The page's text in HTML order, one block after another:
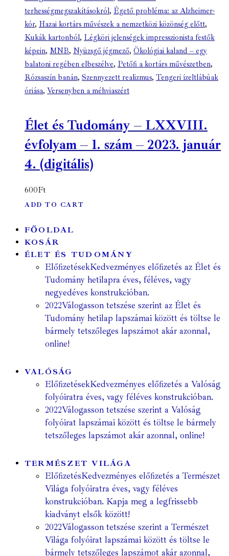
terhességmegszakításokról, Égető probléma: az Alzheimer-
kór, Hazai kortárs művészek a nemzetközi közönség előtt,
Kukák kartonból, Légköri jelenségek impresszionista festők
képein, MNB, Nyüzsgő jégmező, Ökológiai kaland – egy
balatoni regében elbeszélve, Petőfi a kortárs művészetben,
Rózsaszín banán, Szennyezett realizmus, Tengeri ízeltlábúak
óriása, Versenyben a méhviaszért
Élet és Tudomány – LXXVIII.
évfolyam – 1. szám – 2023. január
4. (digitális)
600Ft
ADD TO CART
FŐOLDAL
KOSÁR
ÉLET ÉS TUDOMÁNY
ElőfizetésekKedvezményes előfizetés az Élet és
Tudomány hetilapra éves, féléves, vagy
negyedéves konstrukcióban.
2022Válogasson tetszése szerint az Élet és
Tudomány hetilap lapszámai között és töltse le
bármely tetszőleges lapszámot akár azonnal,
online!
VALÓSÁG
ElőfizetésekKedvezményes előfizetés a Valóság
folyóiratra éves, vagy féléves konstrukcióban.
2022Válogasson tetszése szerint a Valóság
folyóirat lapszámai között és töltse le bármely
tetszőleges lapszámot akár azonnal, online!
TERMÉSZET VILÁGA
ElőfizetésKedvezményes előfizetés a Természet
Világa folyóiratra éves, vagy féléves
konstrukcióban. Kapja meg a legfrissebb
kiadványt elsők között!
2022Válogasson tetszése szerint a Természet
Világa folyóirat lapszámai között és töltse le
bármely tetszőleges lapszámot akár azonnal,